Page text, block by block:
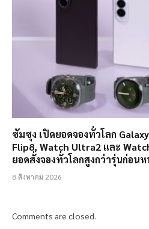
ซัมซุง เปิดยอดจองทั่วโลก
Flip8, Watch Ultra2 และ
ยอดสั่งจองทั่วโลกสูงกว่ารุ่นก่อน
8 สิงหาคม 2026
Comments are closed.